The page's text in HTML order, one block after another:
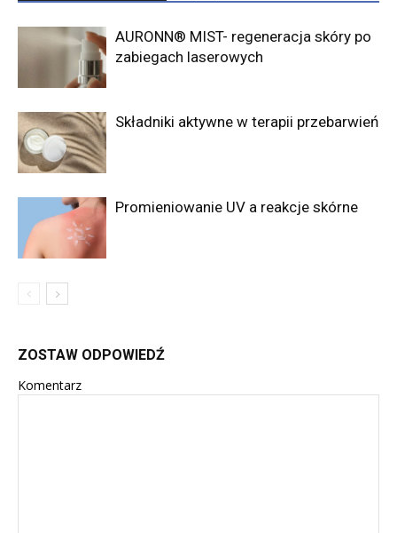
AURONN® MIST- regeneracja skóry po
zabiegach laserowych
Składniki aktywne w terapii przebarwień
Promieniowanie UV a reakcje skórne
ZOSTAW ODPOWIEDŹ
Komentarz